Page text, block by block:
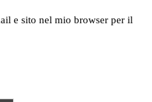
e sito nel mio browser per il